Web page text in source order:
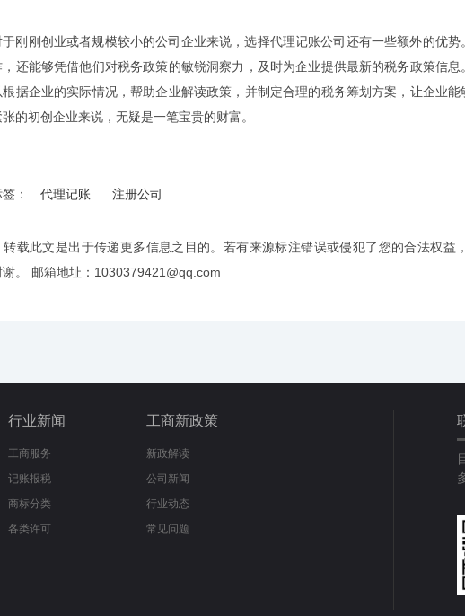
于刚刚创业或者规模较小的公司企业来说，选择代理记账公司还有一些额外的优
，还能够凭借他们对税务政策的敏锐洞察力，及时为企业提供最新的税务政策信
根据企业的实际情况，帮助企业解读政策，并制定合理的税务筹划方案，让企业
的初创企业来说，无疑是一笔宝贵的财富。
： 代理记账 注册公司
转载此文是出于传递更多信息之目的。若有来源标注错误或侵犯了您的合法权益
谢。 邮箱地址：1030379421@qq.com
行业新闻
工商服务
记账报税
商标分类
各类许可
工商新政策
新政解读
公司新闻
行业动态
常见问题